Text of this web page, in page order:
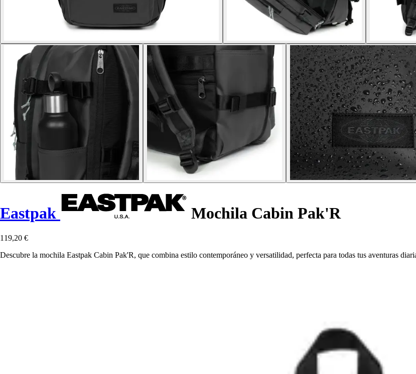
Eastpak Mochila Cabin Pak'R
119,20 €
Descubre la mochila Eastpak Cabin Pak'R, que combina estilo contemporáneo y versatilidad, perfecta para todas tus aventuras